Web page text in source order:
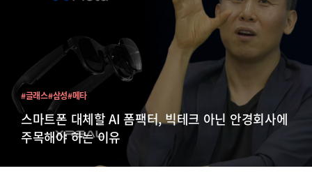
스마트폰 대체할 AI 폼팩터, 빅테크 아닌 안경회사에
주목해야 하는 이유
#글래스#삼성#메타